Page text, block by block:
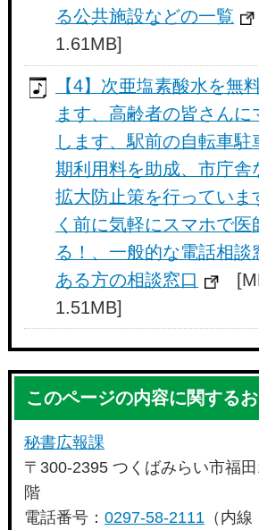
る公共施設などの一覧
1.61MB]
【4】次亜塩素酸水を無
ます、高齢者の皆さんに
します、駅前の自転車駐
期利用料を助成、市庁舎
拡大防止策を行っていま
く前に気軽にスマホで医
る！、一般的な電話相談
ある方の相談窓口
1.51MB]
このページの内容に関する
秘書広報課
〒300-2395 つくばみらい市福
階
電話番号：0297-58-2111 （内